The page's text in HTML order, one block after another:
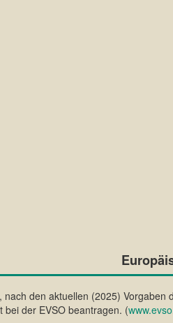
den aktuellen (2025) Vorgaben
bei der EVSO beantragen. (